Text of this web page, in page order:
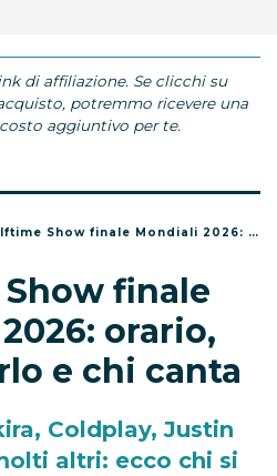
di affiliazione. Se clicchi su
potremmo ricevere una
aggiuntivo per te.
Show finale Mondiali 2026: orario, dove vederlo e chi canta
finale
orario,
e chi canta
Coldplay, Justin
altri: ecco chi si